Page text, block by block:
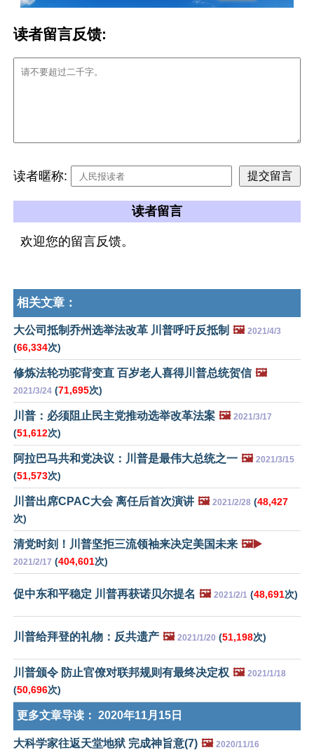
读者留言反馈:
读者暱称:
读者留言
欢迎您的留言反馈。
相关文章：
大公司抵制乔州选举法改革 川普呼吁反抵制 🖼️ 2021/4/3
(66,334次)
修炼法轮功驼背变直 百岁老人喜得川普总统贺信 🖼️
2021/3/24 (71,695次)
川普：必须阻止民主党推动选举改革法案 🖼️ 2021/3/17
(51,612次)
阿拉巴马共和党决议：川普是最伟大总统之一 🖼️ 2021/3/15
(51,573次)
川普出席CPAC大会 离任后首次演讲 🖼️ 2021/2/28 (48,427
次)
清党时刻！川普坚拒三流领袖来决定美国未来 🖼️▶️
2021/2/17 (404,601次)
促中东和平稳定 川普再获诺贝尔提名 🖼️ 2021/2/1 (48,691次)
川普给拜登的礼物：反共遗产 🖼️ 2021/1/20 (51,198次)
川普颁令 防止官僚对联邦规则有最终决定权 🖼️ 2021/1/18
(50,696次)
更多文章导读： 2020年11月15日
大科学家往返天堂地狱 完成神旨意(7) 🖼️ 2020/11/16